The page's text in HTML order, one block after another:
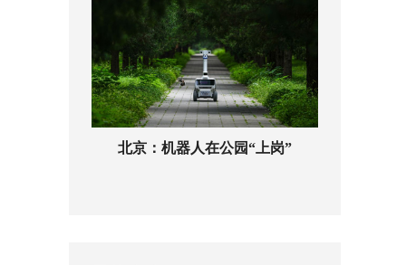
北京：机器人在公园“上岗”